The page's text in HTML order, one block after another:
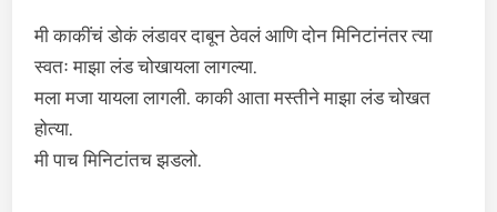
मी काकींचं डोकं लंडावर दाबून ठेवलं आणि दोन मिनिटांनंतर त्या
स्वतः माझा लंड चोखायला लागल्या.
मला मजा यायला लागली. काकी आता मस्तीने माझा लंड चोखत
होत्या.
मी पाच मिनिटांतच झडलो.